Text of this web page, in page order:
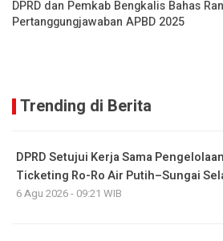
DPRD dan Pemkab Bengkalis Bahas
Pertanggungjawaban APBD 2025
Trending di Berita
DPRD Setujui Kerja Sama
Ticketing Ro-Ro Air Putih–Sungai
6 Agu 2026 - 09:21 WIB